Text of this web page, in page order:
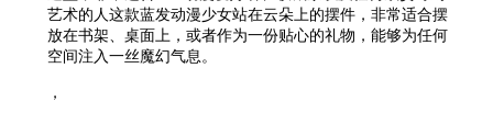
艺术的人这款蓝发动漫少女站在云朵上的摆件，非常适合摆
放在书架、桌面上，或者作为一份贴心的礼物，能够为任何
空间注入一丝魔幻气息。
，